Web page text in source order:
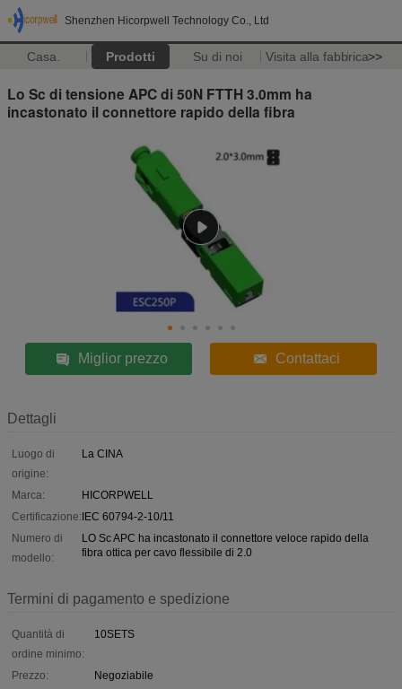
Shenzhen Hicorpwell Technology Co., Ltd
Casa. Prodotti Su di noi Visita alla fabbrica>>
Lo Sc di tensione APC di 50N FTTH 3.0mm ha
incastonato il connettore rapido della fibra
Miglior prezzo Contattaci
Dettagli
Luogo di
origine:
La CINA
Marca:
HICORPWELL
Certificazione:IEC 60794-2-10/11
Numero di
modello:
LO Sc APC ha incastonato il connettore veloce rapido della
fibra ottica per cavo flessibile di 2.0
Termini di pagamento e spedizione
Quantità di
ordine minimo:
10SETS
Prezzo:
Negoziabile